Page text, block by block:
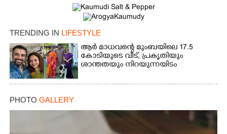
TRENDING IN LIFESTYLE
ആർ മാധവന്റെ മുംബയിലെ 17.5
കോടിയുടെ വീട്,​ പ്രകൃതിയും
ശാന്തതയും നിറയുന്നയിടം
PHOTO GALLERY
Copy Link